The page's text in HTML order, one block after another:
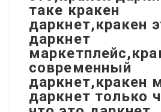
таке кракен
даркнет,кракен
даркнет
современный
даркнет,кракен
даркнет только